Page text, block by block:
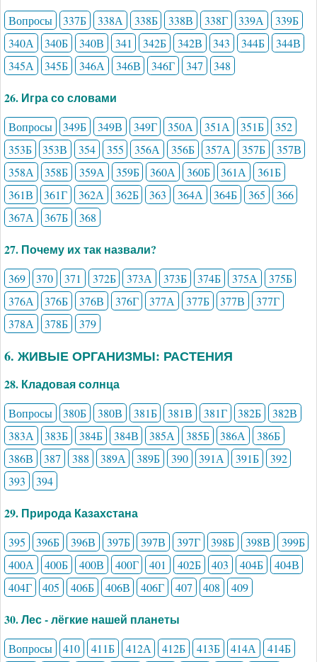
Вопросы 337Б 338А 338Б 338В 338Г 339А
339Б
340А
340Б 340В 341 342Б 342В 343 344Б
344В
345А
345Б 346А 346В 346Г 347 348
26. Игра со словами
Вопросы 349Б 349В 349Г 350А 351А 351Б
352
353Б
353В 354 355 356А 356Б 357А 357Б
357В
358А
358Б 359А 359Б 360А 360Б 361А
361Б
361В
361Г 362А 362Б 363 364А 364Б 365
366
367А
367Б 368
27. Почему их так назвали?
369 370 371 372Б 373А 373Б 374Б 375А
375Б
376А
376Б 376В 376Г 377А 377Б 377В
377Г
378А
378Б 379
6. ЖИВЫЕ ОРГАНИЗМЫ: РАСТЕНИЯ
28. Кладовая солнца
Вопросы 380Б 380В 381Б 381В 381Г 382Б
382В
383А
383Б 384Б 384В 385А 385Б 386А
386Б
386В
387 388 389А 389Б 390 391А 391Б
392
393
394
29. Природа Казахстана
395 396Б 396В 397Б 397В 397Г 398Б 398В
399Б
400А
400Б 400В 400Г 401 402Б 403 404Б
404В
404Г
405 406Б 406В 406Г 407 408 409
30. Лес - лёгкие нашей планеты
Вопросы 410 411Б 412А 412Б 413Б 414А
414Б